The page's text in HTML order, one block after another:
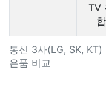
통신 3사(LG, SK,
은품 비교
TV
합